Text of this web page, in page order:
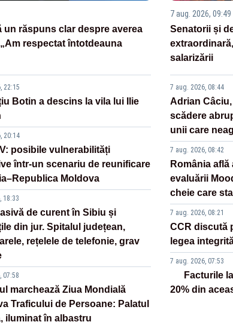
un răspuns clar despre averea
respectat întotdeauna
22:15
Botin a descins la vila lui Ilie
20:14
posibile vulnerabilități
într-un scenariu de reunificare
Moldova
18:33
de curent în Sibiu și
din jur. Spitalul județean,
rețelele de telefonie, grav
07:58
marchează Ziua Mondială
Traficului de Persoane: Palatul
iluminat în albastru
7 aug. 2026, 09:49
Senatorii și
salarizării
7 aug. 2026, 08:44
Adrian
scădere
unii care
7 aug. 2026, 08:42
România
evaluării
cheie care
7 aug. 2026, 08:21
CCR discută
legea
7 aug. 2026, 07:53
Facturile
20% din